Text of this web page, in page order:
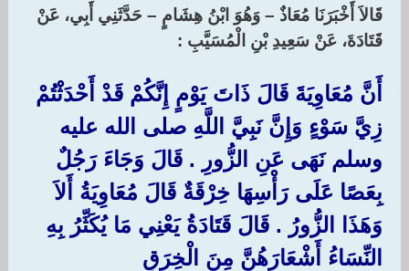
قَالاَ أَخْبَرَنَا مُعَاذٌ – وَهُوَ ابْنُ هِشَامٍ – حَدَّثَنِي أَبِي، عَنْ
قَتَادَةَ، عَنْ سَعِيدِ بْنِ الْمُسَيَّبِ :‏
أَنَّ مُعَاوِيَةَ قَالَ ذَاتَ يَوْمٍ إِنَّكُمْ قَدْ أَحْدَثْتُمْ
زِيَّ سَوْءٍ وَإِنَّ نَبِيَّ اللَّهِ صلى الله عليه
وسلم نَهَى عَنِ الزُّورِ ‏.‏ قَالَ وَجَاءَ رَجُلٌ
بِعَصًا عَلَى رَأْسِهَا خِرْقَةٌ قَالَ مُعَاوِيَةُ أَلاَ
وَهَذَا الزُّورُ ‏.‏ قَالَ قَتَادَةُ يَعْنِي مَا يُكَثِّرُ بِهِ
النِّسَاءُ أَشْعَارَهُنَّ مِنَ الْخِرَقِ ‏